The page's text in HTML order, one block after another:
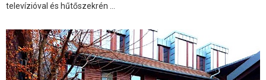
televízióval és hűtőszekrén ...